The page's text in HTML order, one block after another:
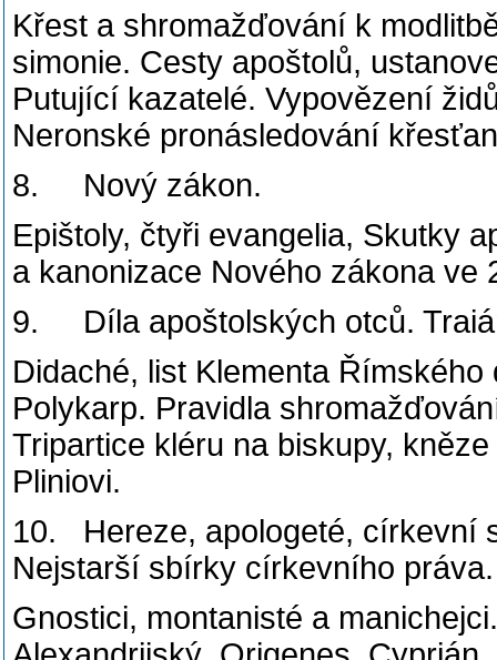
Křest a shromažďování k
simonie. Cesty apoštolů,
Putující kazatelé. Vypovězení
Neronské pronásledování
8. Nový zákon.
Epištoly, čtyři evangelia, Skutky
a kanonizace Nového zákona ve
9. Díla apoštolských otců.
Didaché, list Klementa
Polykarp. Pravidla
Tripartice kléru na biskupy,
Pliniovi.
10. Hereze, apologeté, církevní
Nejstarší sbírky církevního práva.
Gnostici, montanisté a